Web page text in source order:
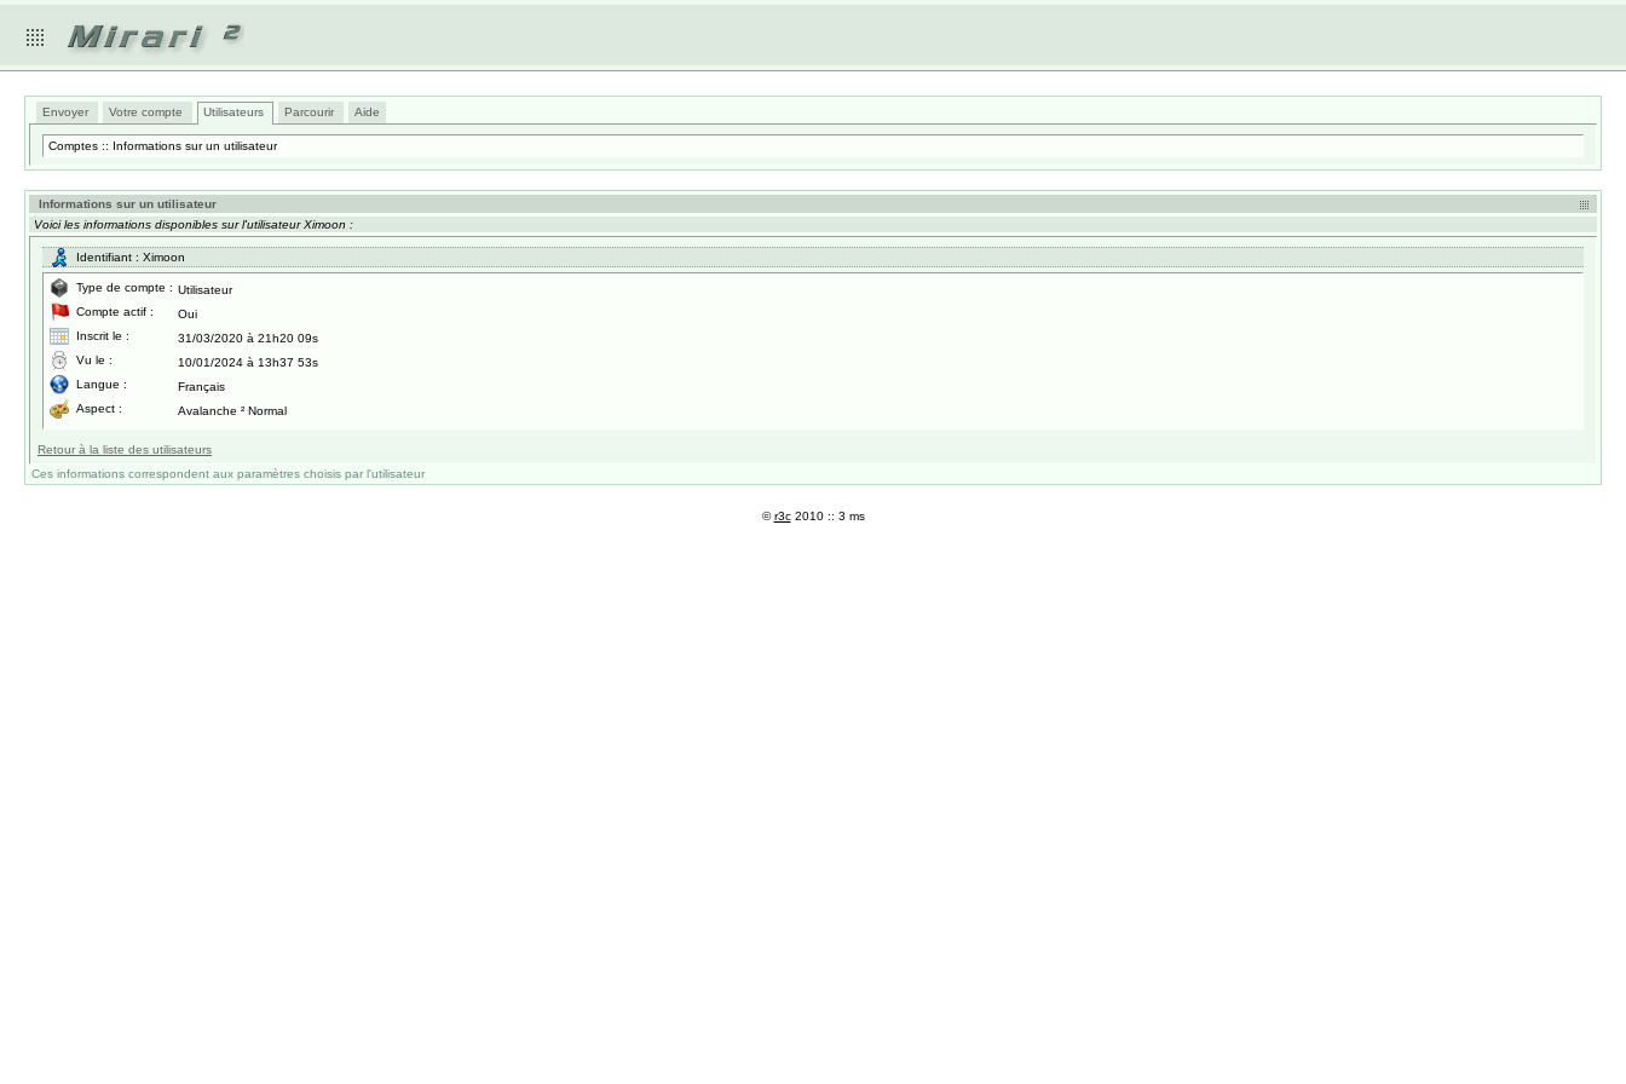
Envoyer Votre compte Utilisateurs Parcourir Aide
Comptes :: Informations sur un utilisateur
Informations sur un utilisateur
Voici les informations disponibles sur l'utilisateur Ximoon :
Identifiant : Ximoon
Type de compte : Utilisateur
Compte actif :
Oui
Inscrit le :
31/03/2020 à 21h20 09s
Vu le :
10/01/2024 à 13h37 53s
Langue :
Français
Aspect :
Avalanche ² Normal
Retour à la liste des utilisateurs
Ces informations correspondent aux paramètres choisis par l'utilisateur
©r3c2010 :: 3 ms